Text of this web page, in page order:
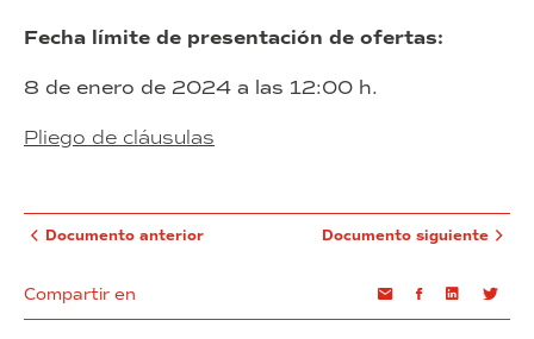
Fecha límite de presentación de ofertas:
8 de enero de 2024 a las 12:00 h.
Pliego de cláusulas
Documento anterior
Compartir en EmailFacebookLinkedin
Documento siguiente